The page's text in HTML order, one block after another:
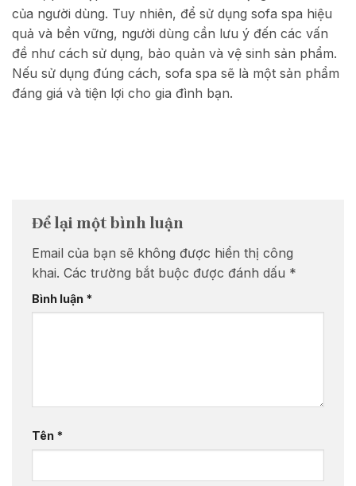
của người dùng. Tuy nhiên, để sử dụng sofa spa hiệu
quả và bền vững, người dùng cần lưu ý đến các vấn
đề như cách sử dụng, bảo quản và vệ sinh sản phẩm.
Nếu sử dụng đúng cách, sofa spa sẽ là một sản phẩm
đáng giá và tiện lợi cho gia đình bạn.
Để lại một bình luận
Email của bạn sẽ không được hiển thị công
khai. Các trường bắt buộc được đánh dấu *
Bình luận *
Tên *